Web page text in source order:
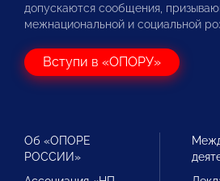
допускаются сообщения,
межнациональной и социальной
Вступи в «ОПОРУ»
Об «ОПОРЕ
РОССИИ»